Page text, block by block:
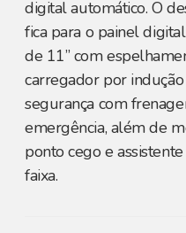
digital automático. O
fica para o painel
de 11” com
carregador por
segurança com
emergência, além de
ponto cego e
faixa.